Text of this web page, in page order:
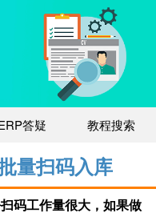
答疑 教程搜索
量扫码入库
码工作量很大，如果做